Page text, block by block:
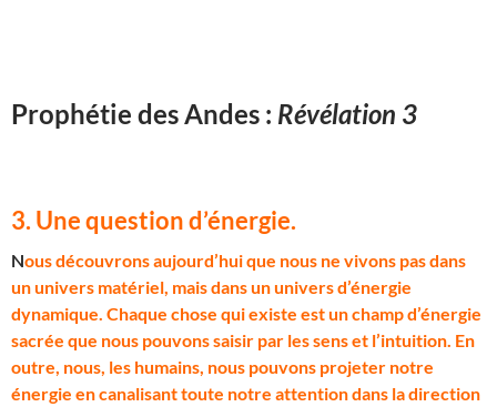
Prophétie des Andes : Révélation 3
3. Une question d’énergie.
Nous découvrons aujourd’hui que nous ne vivons pas dans
un univers matériel, mais dans un univers d’énergie
dynamique. Chaque chose qui existe est un champ d’énergie
sacrée que nous pouvons saisir par les sens et l’intuition. En
outre, nous, les humains, nous pouvons projeter notre
énergie en canalisant toute notre attention dans la direction